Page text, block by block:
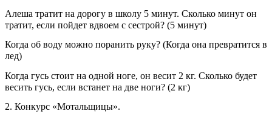
Алеша тратит на дорогу в школу 5 минут. Сколько минут он
тратит, если пойдет вдвоем с сестрой? (5 минут)
Когда об воду можно поранить руку? (Когда она превратится в
лед)
Когда гусь стоит на одной ноге, он весит 2 кг. Сколько будет
весить гусь, если встанет на две ноги? (2 кг)
2. Конкурс «Мотальщицы».